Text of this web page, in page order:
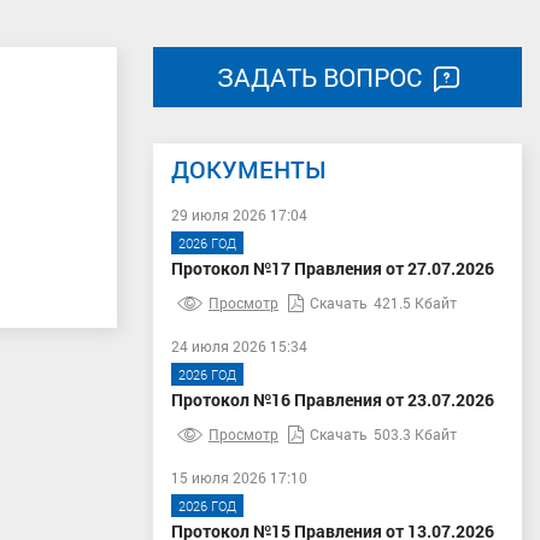
ЗАДАТЬ ВОПРОС
ДОКУМЕНТЫ
29 июля 2026 17:04
2026 ГОД
Протокол №17 Правления от 27.07.2026
Просмотр Скачать 421.5 Кбайт
24 июля 2026 15:34
2026 ГОД
Протокол №16 Правления от 23.07.2026
Просмотр Скачать 503.3 Кбайт
15 июля 2026 17:10
2026 ГОД
Протокол №15 Правления от 13.07.2026